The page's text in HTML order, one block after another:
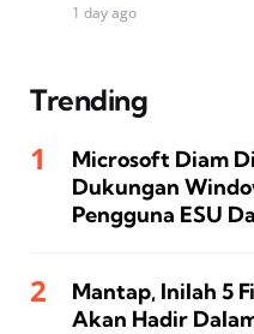
1 day ago
Trending
Microsoft Diam
Dukungan
Pengguna ESU
Mantap, Inilah 5
Akan Hadir